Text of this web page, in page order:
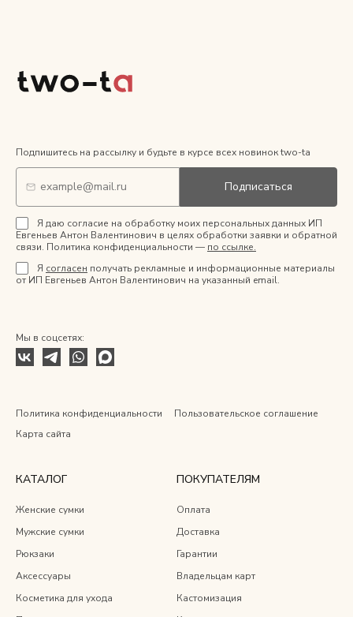
Подпишитесь на рассылку и будьте в курсе всех новинок two-ta
Подписаться
Я даю согласие на обработку моих персональных данных ИП
Евгеньев Антон Валентинович в целях обработки заявки и обратной
связи. Политика конфиденциальности — по ссылке.
Я согласен получать рекламные и информационные материалы
от ИП Евгеньев Антон Валентинович на указанный email.
Мы в соцсетях:
Политика конфиденциальности
Пользовательское соглашение
Карта сайта
КАТАЛОГ
Женские сумки
Мужские сумки
Рюкзаки
Аксессуары
Косметика для ухода
ПОКУПАТЕЛЯМ
Оплата
Доставка
Гарантии
Владельцам карт
Кастомизация